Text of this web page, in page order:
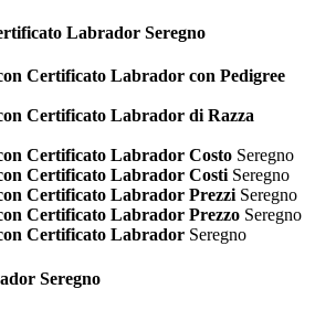
Labrador Seregno
Certificato Labrador con Pedigree
Certificato Labrador di Razza
Certificato Labrador Costo Seregno
Certificato Labrador Costi Seregno
Certificato Labrador Prezzi Seregno
Certificato Labrador Prezzo Seregno
Certificato Labrador Seregno
Seregno